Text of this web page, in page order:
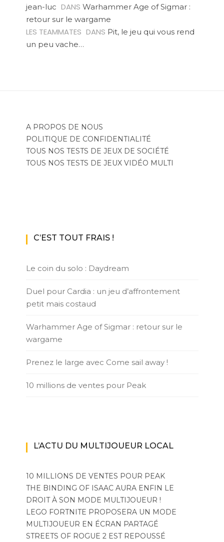
jean-luc DANS Warhammer Age of Sigmar :
retour sur le wargame
LES TEAMMATES DANS Pit, le jeu qui vous rend
un peu vache…
A PROPOS DE NOUS
POLITIQUE DE CONFIDENTIALITÉ
TOUS NOS TESTS DE JEUX DE SOCIÉTÉ
TOUS NOS TESTS DE JEUX VIDÉO MULTI
C’EST TOUT FRAIS !
Le coin du solo : Daydream
Duel pour Cardia : un jeu d’affrontement
petit mais costaud
Warhammer Age of Sigmar : retour sur le
wargame
Prenez le large avec Come sail away !
10 millions de ventes pour Peak
L’ACTU DU MULTIJOUEUR LOCAL
10 MILLIONS DE VENTES POUR PEAK
THE BINDING OF ISAAC AURA ENFIN LE
DROIT À SON MODE MULTIJOUEUR !
LEGO FORTNITE PROPOSERA UN MODE
MULTIJOUEUR EN ÉCRAN PARTAGÉ
STREETS OF ROGUE 2 EST REPOUSSÉ